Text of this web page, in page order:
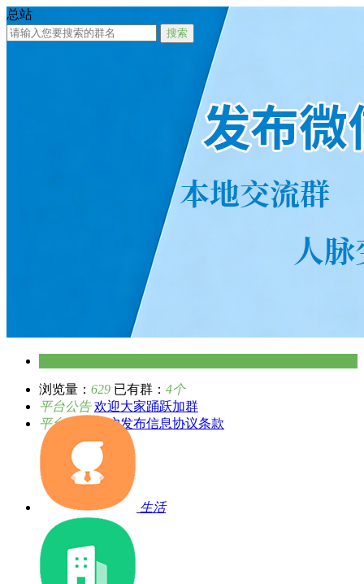
总站
搜索
浏览量： 629 已有群： 4个
平台公告 欢迎大家踊跃加群
平台公告
用户发布信息协议条款
生活